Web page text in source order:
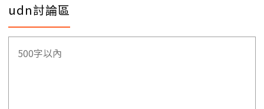
udn討論區